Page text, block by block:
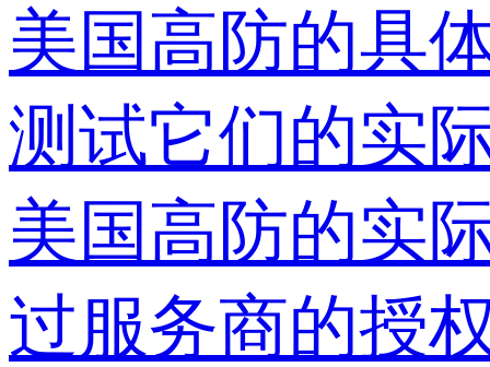
美国高防的具
测试它们的实
美国高防的实
过服务商的授